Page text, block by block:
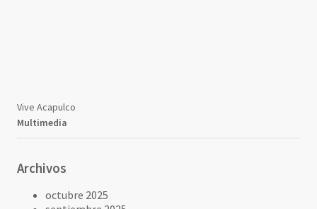
Vive Acapulco
Multimedia
Archivos
octubre 2025